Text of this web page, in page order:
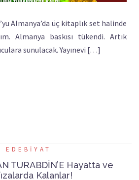
Almanya’da üç kitaplık set halinde
Almanya baskısı tükendi. Artık
sunulacak. Yayınevi […]
EDEBIYAT
TURABDİN’E Hayatta ve
Kalanlar!